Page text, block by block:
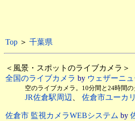
Top ＞ 千葉県
＜風景・スポットのライブカメラ＞
全国のライブカメラ by ウェザーニ
空のライブカメラ。10分間と24時間
JR佐倉駅周辺 、 佐倉市ユーカ
佐倉市 監視カメラWEBシステム by